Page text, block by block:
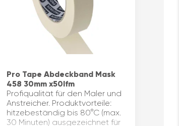
Pro Tape Abdeckband Mask
458 30mm x50lfm
Profiqualität für den Maler und
Anstreicher. Produktvorteile:
hitzebeständig bis 80°C (max.
30 Minuten) ausgezeichnet für